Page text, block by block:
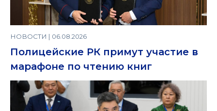
НОВОСТИ | 06.08.2026
Полицейские РК примут участие в
марафоне по чтению книг